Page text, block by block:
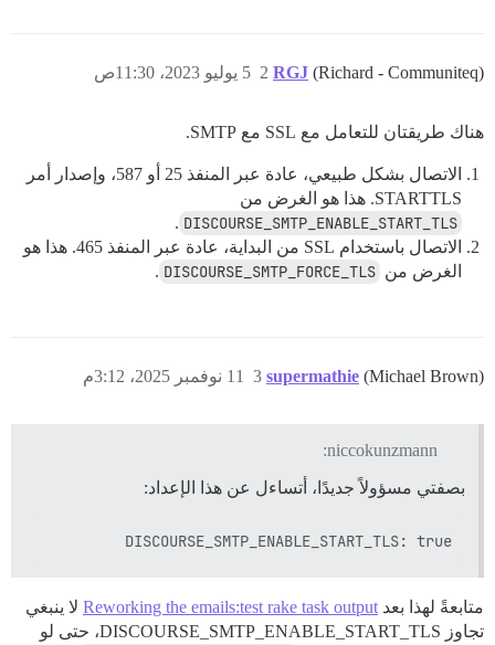
RGJ (Richard - Communiteq) 5 يوليو 2023، 11:30ص 2
هناك طريقتان للتعامل مع SSL مع SMTP.
الاتصال بشكل طبيعي، عادة عبر المنفذ 25 أو 587، وإصدار أمر
STARTTLS. هذا هو الغرض من
DISCOURSE_SMTP_ENABLE_START_TLS
.
الاتصال باستخدام SSL من البداية، عادة عبر المنفذ 465. هذا هو
الغرض من DISCOURSE_SMTP_FORCE_TLS
.
supermathie (Michael Brown) 11 نوفمبر 2025، 3:12م 3
niccokunzmann:
بصفتي مسؤولاً جديدًا، أتساءل عن هذا الإعداد:
DISCOURSE_SMTP_ENABLE_START_TLS: true
متابعةً لهذا بعد Reworking the emails:test rake task output لا ينبغي
تجاوز DISCOURSE_SMTP_ENABLE_START_TLS، حتى لو